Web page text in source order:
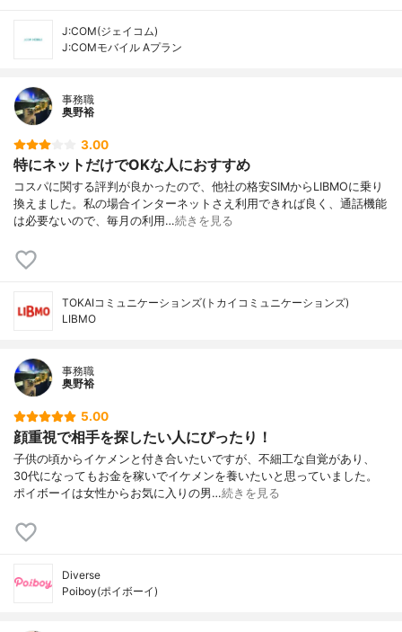
J:COM(ジェイコム)
J:COMモバイル Aプラン
事務職
奥野裕
3.00
特にネットだけでOKな人におすすめ
コスパに関する評判が良かったので、他社の格安SIMからLIBMOに乗り
換えました。私の場合インターネットさえ利用できれば良く、通話機能
は必要ないので、毎月の利用…続きを見る
TOKAIコミュニケーションズ(トカイコミュニケーションズ)
LIBMO
事務職
奥野裕
5.00
顔重視で相手を探したい人にぴったり！
子供の頃からイケメンと付き合いたいですが、不細工な自覚があり、
30代になってもお金を稼いでイケメンを養いたいと思っていました。
ポイボーイは女性からお気に入りの男…続きを見る
Diverse
Poiboy(ポイボーイ)